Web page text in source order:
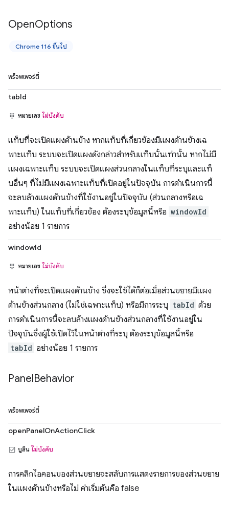
OpenOptions
Chrome 116 ขึ้นไป
พร็อพเพอร์ตี้
tabId
หมายเลข ไม่บังคับ
แท็บที่จะเปิดแผงด้านข้าง หากแท็บที่เกี่ยวข้องมีแผงด้านข้างเฉ
พาะแท็บ ระบบจะเปิดแผงดังกล่าวสำหรับแท็บนั้นเท่านั้น หากไม่มี
แผงเฉพาะแท็บ ระบบจะเปิดแผงส่วนกลางในแท็บที่ระบุและแท็
บอื่นๆ ที่ไม่มีแผงเฉพาะแท็บที่เปิดอยู่ในปัจจุบัน การดำเนินการนี้
จะลบล้างแผงด้านข้างที่ใช้งานอยู่ในปัจจุบัน (ส่วนกลางหรือเฉ
พาะแท็บ) ในแท็บที่เกี่ยวข้อง ต้องระบุข้อมูลนี้หรือ windowId
อย่างน้อย 1 รายการ
windowId
หมายเลข ไม่บังคับ
หน้าต่างที่จะเปิดแผงด้านข้าง ซึ่งจะใช้ได้ก็ต่อเมื่อส่วนขยายมีแผง
ด้านข้างส่วนกลาง (ไม่ใช่เฉพาะแท็บ) หรือมีการระบุ tabId ด้วย
การดำเนินการนี้จะลบล้างแผงด้านข้างส่วนกลางที่ใช้งานอยู่ใน
ปัจจุบันซึ่งผู้ใช้เปิดไว้ในหน้าต่างที่ระบุ ต้องระบุข้อมูลนี้หรือ
tabId อย่างน้อย 1 รายการ
PanelBehavior
พร็อพเพอร์ตี้
openPanelOnActionClick
บูลีน ไม่บังคับ
การคลิกไอคอนของส่วนขยายจะสลับการแสดงรายการของส่วนขยาย
ในแผงด้านข้างหรือไม่ ค่าเริ่มต้นคือ false